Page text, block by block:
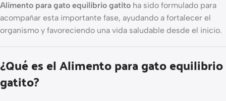
Alimento para gato equilibrio gatito ha sido formulado para
acompañar esta importante fase, ayudando a fortalecer el
organismo y favoreciendo una vida saludable desde el inicio.
¿Qué es el Alimento para gato equilibrio
gatito?